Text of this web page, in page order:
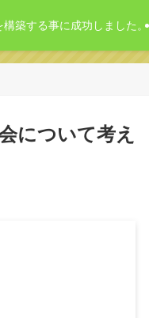
築する事に成功しました。
について考え